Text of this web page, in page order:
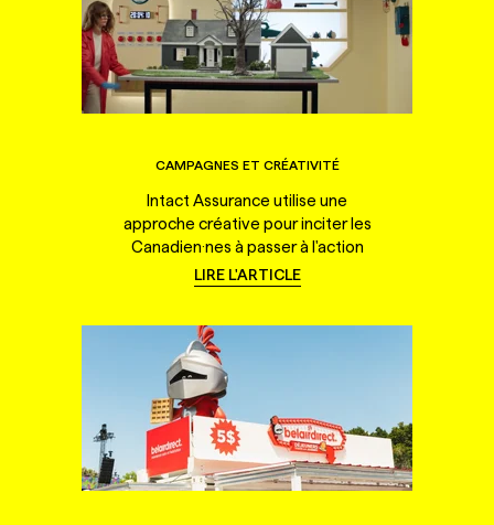
CAMPAGNES ET CRÉATIVITÉ
Intact Assurance utilise une
approche créative pour inciter les
Canadien·nes à passer à l'action
LIRE L'ARTICLE